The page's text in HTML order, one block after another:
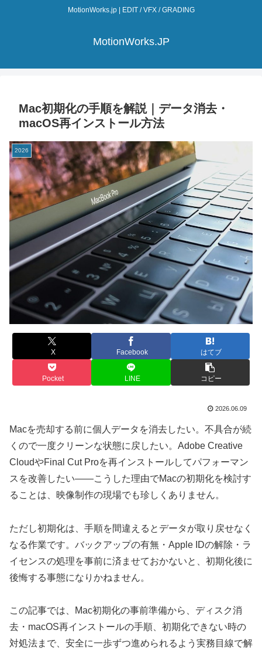
MotionWorks.jp | EDIT / VFX / GRADING
MotionWorks.JP
Mac初期化の手順を解説｜データ消去・
macOS再インストール方法
2026
X Facebook はてブ
Pocket LINE コピー
2026.06.09
Macを売却する前に個人データを消去したい。不具合が続
くので一度クリーンな状態に戻したい。Adobe Creative
CloudやFinal Cut Proを再インストールしてパフォーマン
スを改善したい——こうした理由でMacの初期化を検討す
ることは、映像制作の現場でも珍しくありません。
ただし初期化は、手順を間違えるとデータが取り戻せなく
なる作業です。バックアップの有無・Apple IDの解除・ラ
イセンスの処理を事前に済ませておかないと、初期化後に
後悔する事態になりかねません。
この記事では、Mac初期化の事前準備から、ディスク消
去・macOS再インストールの手順、初期化できない時の
対処法まで、安全に一歩ずつ進められるよう実務目線で解